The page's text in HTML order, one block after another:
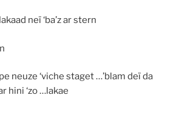
neï ‘ba’z ar stern
neuze ‘viche staget …’blam deï da
hini ‘zo …lakae